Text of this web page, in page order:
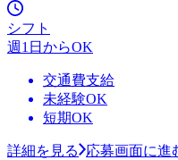
シフト
週1日からOK
交通費支給
未経験OK
短期OK
詳細を見る
応募画面に進